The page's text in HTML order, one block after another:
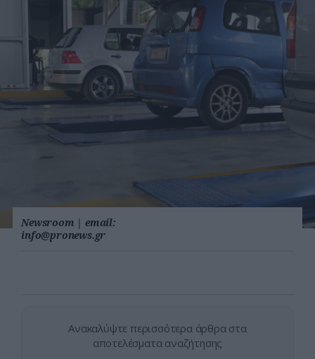
Newsroom | email:
info@pronews.gr
Ανακαλύψτε περισσότερα άρθρα στα
αποτελέσματα αναζήτησης